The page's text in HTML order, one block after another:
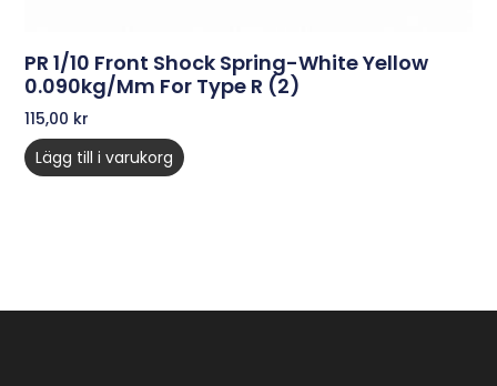
PR 1/10 Front Shock Spring-White Yellow
0.090kg/mm For Type R (2)
115,00 kr
Lägg till i varukorg